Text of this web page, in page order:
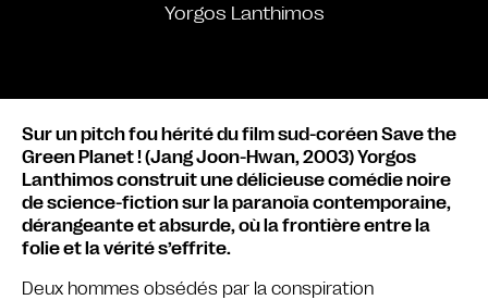
Yorgos Lanthimos
Sur un pitch fou hérité du film sud-coréen Save the
Green Planet ! (Jang Joon-Hwan, 2003) Yorgos
Lanthimos construit une délicieuse comédie noire
de science-fiction sur la paranoïa contemporaine,
dérangeante et absurde, où la frontière entre la
folie et la vérité s’effrite.
Deux hommes obsédés par la conspiration